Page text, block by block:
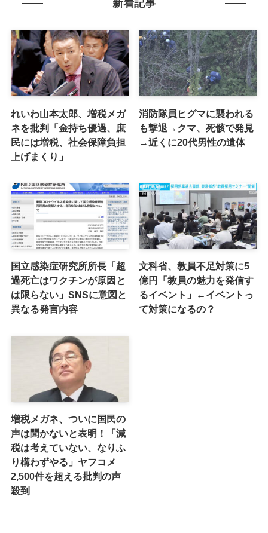
新着記事
れいわ山本太郎、増税メガ
ネを批判「金持ち優遇、庶
民には増税、社会保障負担
上げまくり」
消防隊員ヒグマに襲われる
も撃退→クマ、死骸で発見
→近くに20代男性の遺体
国立感染症研究所所長「超
過死亡はワクチンが原因と
は限らない」SNSに意図と
異なる発言内容
文科省、教員不足対策に5
億円「教員の魅力を発信す
るイベント」←イベントっ
て対策になるの？
増税メガネ、ついに国民の
声は聞かないと表明！「減
税は考えていない、なりふ
り構わずやる」ヤフコメ
2,500件を超える批判の声
殺到